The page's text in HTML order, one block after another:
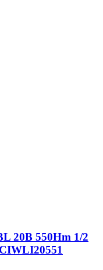
20В 550Hm 1/2